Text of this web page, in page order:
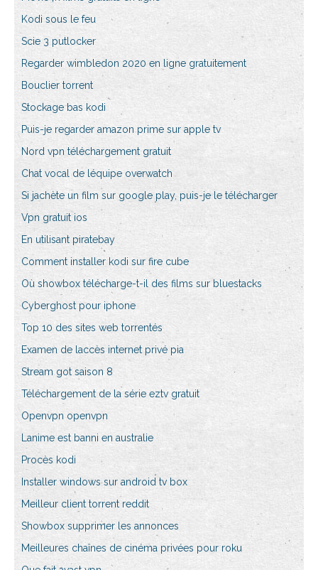
Kodi sous le feu
Scie 3 putlocker
Regarder wimbledon 2020 en ligne gratuitement
Bouclier torrent
Stockage bas kodi
Puis-je regarder amazon prime sur apple tv
Nord vpn téléchargement gratuit
Chat vocal de léquipe overwatch
Si jachète un film sur google play, puis-je le télécharger
Vpn gratuit ios
En utilisant piratebay
Comment installer kodi sur fire cube
Où showbox télécharge-t-il des films sur bluestacks
Cyberghost pour iphone
Top 10 des sites web torrentés
Examen de laccès internet privé pia
Stream got saison 8
Téléchargement de la série eztv gratuit
Openvpn openvpn
Lanime est banni en australie
Procès kodi
Installer windows sur android tv box
Meilleur client torrent reddit
Showbox supprimer les annonces
Meilleures chaînes de cinéma privées pour roku